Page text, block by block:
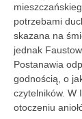
potrzebami
skazana na
jednak
Postanawia
godnością, o
czytelników. W
otoczeniu